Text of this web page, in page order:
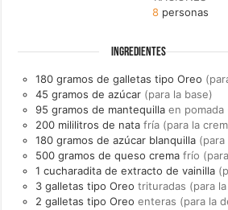
8 personas
INGREDIENTES
180 gramos de galletas tipo Oreo
45 gramos de azúcar (para la base)
95 gramos de mantequilla en pomada
200 mililitros de nata fría (para la
180 gramos de azúcar blanquilla (para
500 gramos de queso crema frío
1 cucharadita de extracto de vainilla
3 galletas tipo Oreo trituradas (para
2 galletas tipo Oreo enteras (para la